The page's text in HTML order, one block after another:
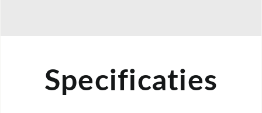
Specificaties